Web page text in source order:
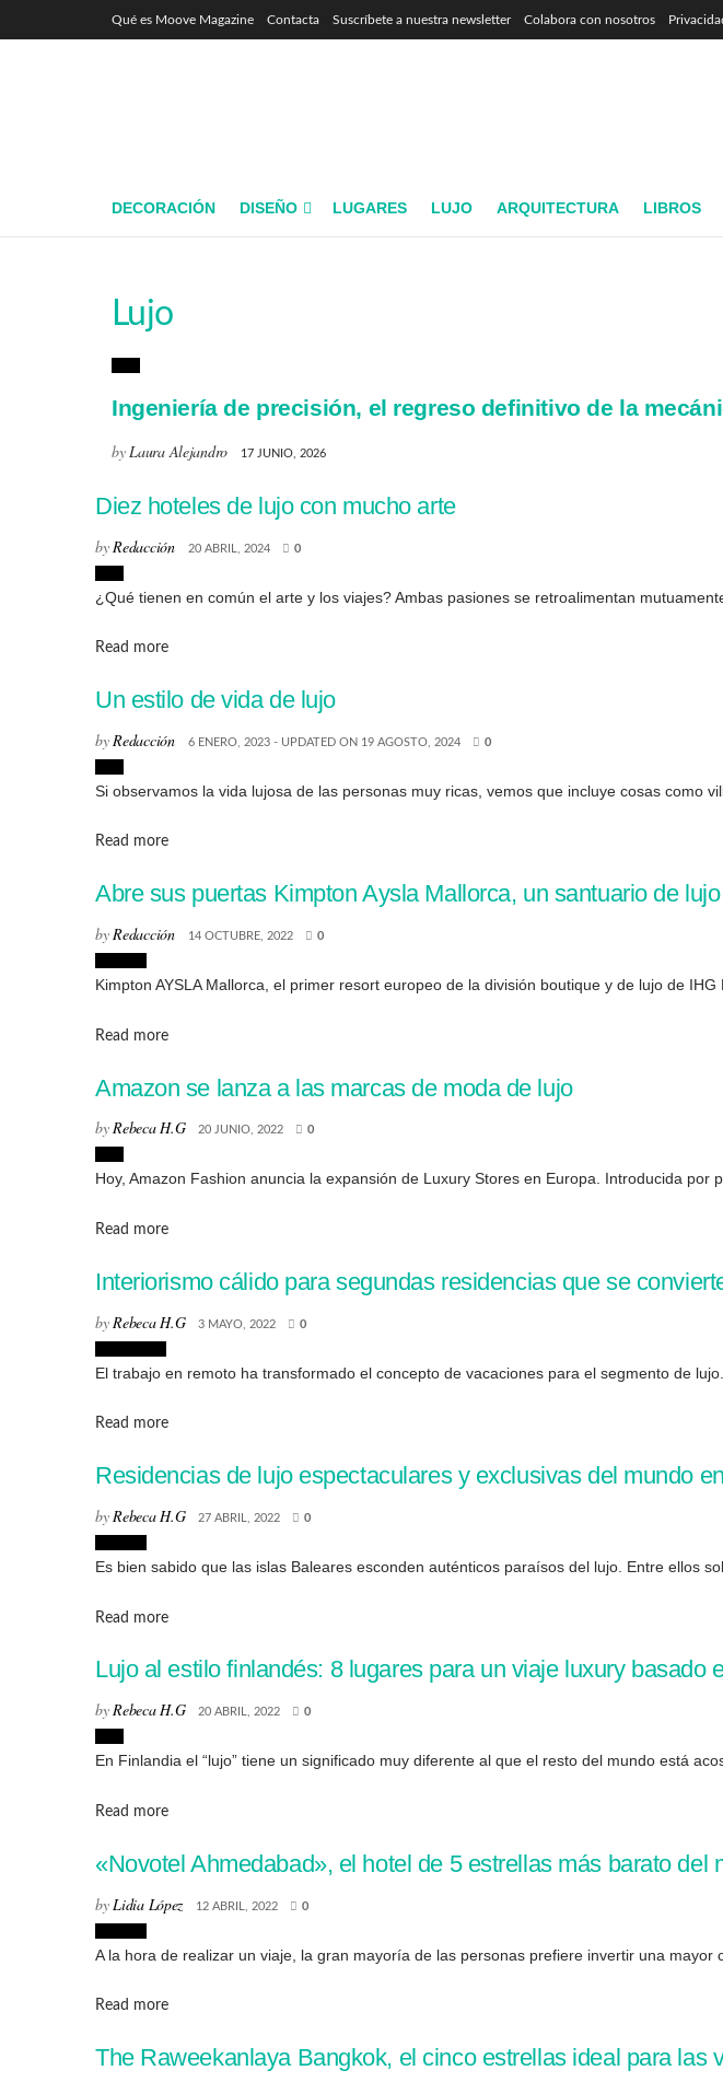
Qué es Moove Magazine Contacta Suscríbete a nuestra newsletter Colabora con nosotros
DECORACIÓN DISEÑO LUGARES LUJO ARQUITECTURA LIBROS
Lujo
Ingeniería de precisión, el regreso definitivo de la
by Laura Alejandro 17 JUNIO, 2026
Diez hoteles de lujo con mucho arte
by Redacción 20 ABRIL, 2024 0
¿Qué tienen en común el arte y los viajes? Ambas pasiones se retroalimentan
Read moreDetails
Un estilo de vida de lujo
byRedacción 6 ENERO, 2023 - UPDATED ON 19 AGOSTO, 2024 0
Si observamos la vida lujosa de las personas muy ricas, vemos que incluye cosas como
Read moreDetails
Abre sus puertas Kimpton Aysla Mallorca, un santuario de
byRedacción 14 OCTUBRE, 2022 0
Kimpton AYSLA Mallorca, el primer resort europeo de la división boutique y de lujo de IHG
Read moreDetails
Amazon se lanza a las marcas de moda de lujo
byRebeca H.G 20 JUNIO, 2022 0
Hoy, Amazon Fashion anuncia la expansión de Luxury Stores en Europa. Introducida por
Read moreDetails
Interiorismo cálido para segundas residencias que se
by Rebeca H.G 3 MAYO, 2022 0
El trabajo en remoto ha transformado el concepto de vacaciones para el segmento de
Read moreDetails
Residencias de lujo espectaculares y exclusivas del mundo
byRebeca H.G 27 ABRIL, 2022 0
Es bien sabido que las islas Baleares esconden auténticos paraísos del lujo. Entre ellos
Read moreDetails
Lujo al estilo finlandés: 8 lugares para un viaje luxury basado
byRebeca H.G 20 ABRIL, 2022 0
En Finlandia el “lujo” tiene un significado muy diferente al que el resto del mundo está
Read moreDetails
«Novotel Ahmedabad», el hotel de 5 estrellas más barato del
by Lidia López 12 ABRIL, 2022 0
A la hora de realizar un viaje, la gran mayoría de las personas prefiere invertir una mayor
Read moreDetails
The Raweekanlaya Bangkok, el cinco estrellas ideal para las